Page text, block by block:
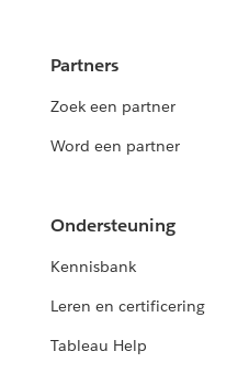
Partners
Zoek een partner
Word een partner
Ondersteuning
Kennisbank
Leren en certificering
Tableau Help